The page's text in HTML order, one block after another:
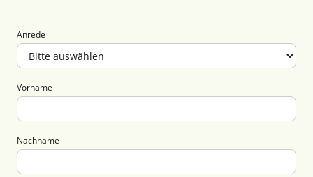
Anrede
Vorname
Nachname